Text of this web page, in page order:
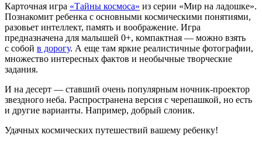
Карточная игра «Тайны космоса» из серии «Мир на ладошке».
Познакомит ребенка с основными космическими понятиями,
разовьет интеллект, память и воображение. Игра
предназначена для малышей 0+, компактная — можно взять
с собой в дорогу. А еще там яркие реалистичные фотографии,
множество интересных фактов и необычные творческие
задания.
И на десерт — ставший очень популярным ночник-проектор
звездного неба. Распространена версия с черепашкой, но есть
и другие варианты. Например, добрый слоник.
Удачных космических путешествий вашему ребенку!